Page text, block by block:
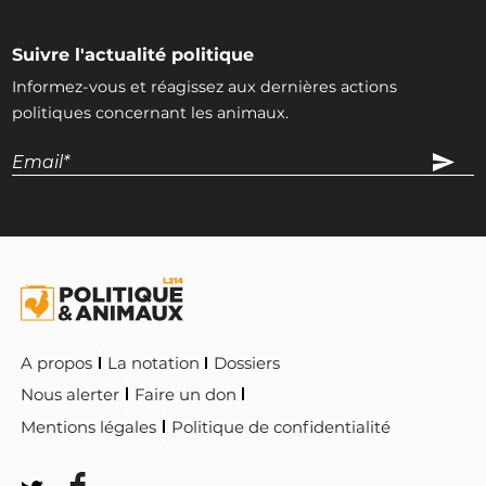
Suivre l'actualité politique
Informez-vous et réagissez aux dernières actions
politiques concernant les animaux.
A propos La notation
Dossiers
Nous alerter
Faire un don
Mentions légales
Politique de confidentialité